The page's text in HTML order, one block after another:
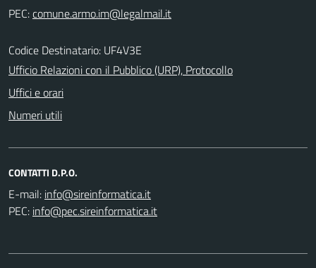
PEC:
Codice Destinatario: UF4V3E
Ufficio Relazioni con il Pubblico (URP), Protocollo
Uffici e orari
Numeri utili
CONTATTI D.P.O.
E-mail:
PEC: